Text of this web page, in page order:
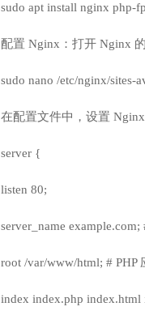
sudo apt install nginx php-
配置 Nginx：打开 Nginx
sudo nano /etc/nginx/sites-
在配置文件中，设置
server {
listen 80;
server_name
root /var/www/html; # PHP
index index.php index.html